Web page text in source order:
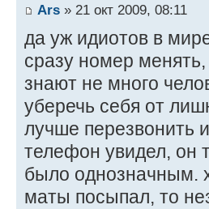
Ars » 21 окт 2009, 08:11
да уж идиотов в
сразу номер
знают не много
уберечь себя от
лучше перезвонить
телефон увидел, он
было однозначным.
маты посыпал, то